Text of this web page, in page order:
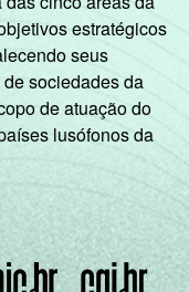
estratégicos
seus
sociedades da
de atuação do
lusófonos da